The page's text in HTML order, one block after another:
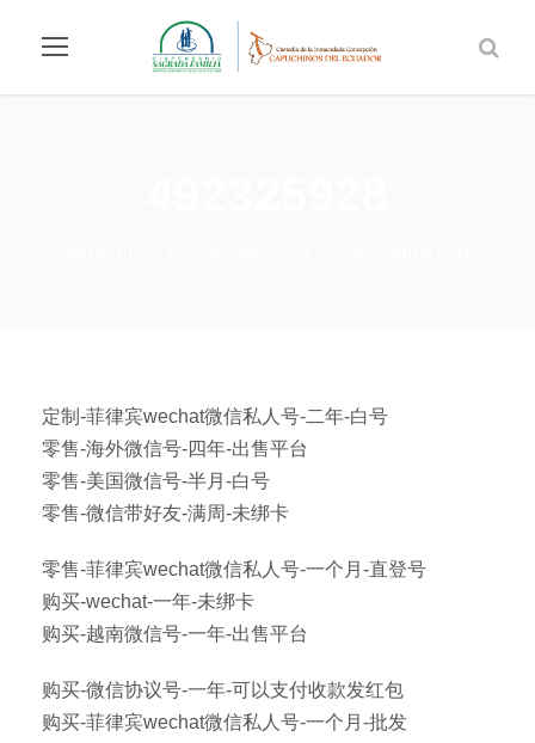
定制-菲律宾wechat微信私人号-二年-白号
零售-海外微信号-四年-出售平台
零售-美国微信号-半月-白号
零售-微信带好友-满周-未绑卡
零售-菲律宾wechat微信私人号-一个月-直登号
购买-wechat-一年-未绑卡
购买-越南微信号-一年-出售平台
购买-微信协议号-一年-可以支付收款发红包
购买-菲律宾wechat微信私人号-一个月-批发